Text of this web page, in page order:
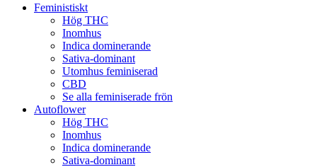
Feministiskt
Hög THC
Inomhus
Indica dominerande
Sativa-dominant
Utomhus feminiserad
CBD
Se alla feminiserade frön
Autoflower
Hög THC
Inomhus
Indica dominerande
Sativa-dominant